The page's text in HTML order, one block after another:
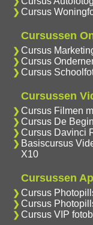
Cursus
Cursussen
Cursus
Cursus
Cursus
Cursussen
Cursus Filmen
Cursus De
Cursus Davinci
Basiscursus
X10
Cursussen
Cursus
Cursus
Cursus VIP